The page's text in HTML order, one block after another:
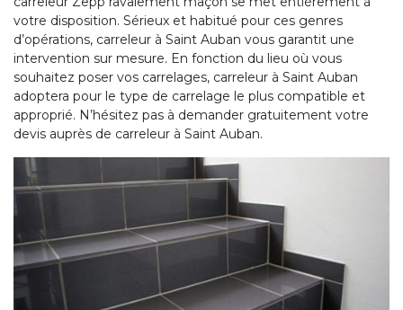
votre disposition. Sérieux et habitué pour ces genres
d’opérations, carreleur à Saint Auban vous garantit une
intervention sur mesure. En fonction du lieu où vous
souhaitez poser vos carrelages, carreleur à Saint Auban
adoptera pour le type de carrelage le plus compatible et
approprié. N’hésitez pas à demander gratuitement votre
devis auprès de carreleur à Saint Auban.